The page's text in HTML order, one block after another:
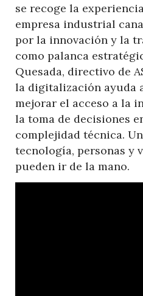
se recoge la
empresa industrial
por la innovación y la
como palanca
Quesada, directivo de
la digitalización ayuda
mejorar el acceso a la
la toma de decisiones
complejidad técnica.
tecnología, personas y
pueden ir de la mano.